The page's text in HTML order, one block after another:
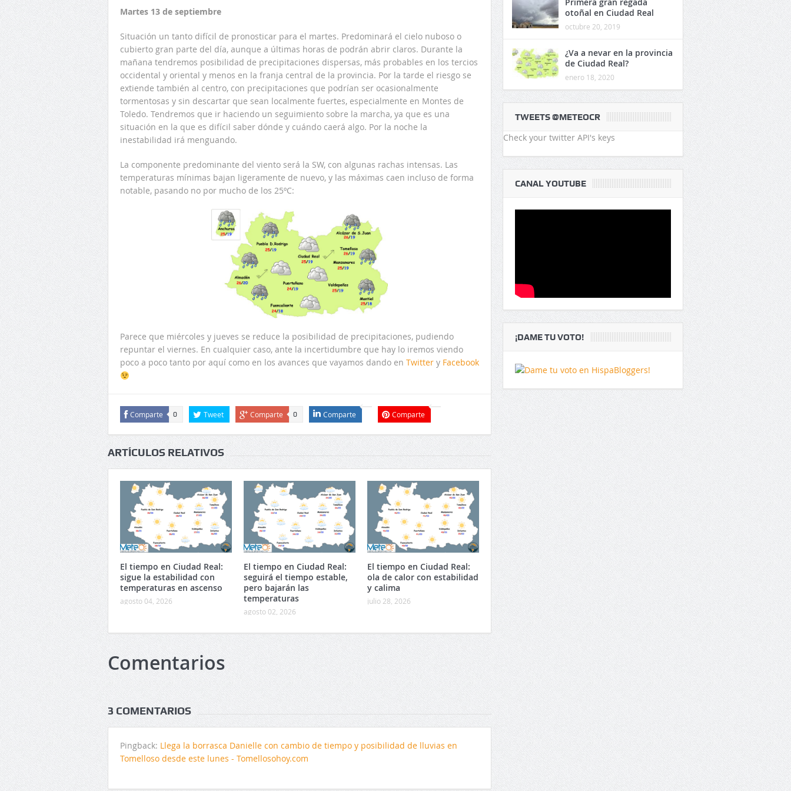
Martes 13 de septiembre
Situación un tanto difícil de pronosticar para el martes. Predominará el cielo nuboso o
cubierto gran parte del día, aunque a últimas horas de podrán abrir claros. Durante la
mañana tendremos posibilidad de precipitaciones dispersas, más probables en los tercios
occidental y oriental y menos en la franja central de la provincia. Por la tarde el riesgo se
extiende también al centro, con precipitaciones que podrían ser ocasionalmente
tormentosas y sin descartar que sean localmente fuertes, especialmente en Montes de
Toledo. Tendremos que ir haciendo un seguimiento sobre la marcha, ya que es una
situación en la que es difícil saber dónde y cuándo caerá algo. Por la noche la
inestabilidad irá menguando.
La componente predominante del viento será la SW, con algunas rachas intensas. Las
temperaturas mínimas bajan ligeramente de nuevo, y las máximas caen incluso de forma
notable, pasando no por mucho de los 25ºC:
Parece que miércoles y jueves se reduce la posibilidad de precipitaciones, pudiendo
repuntar el viernes. En cualquier caso, ante la incertidumbre que hay lo iremos viendo
poco a poco tanto por aquí como en los avances que vayamos dando en Twitter y Facebook
Comparte 0 Tweet Comparte 0 Comparte Comparte
ARTÍCULOS RELATIVOS
El tiempo en Ciudad Real:
sigue la estabilidad con
temperaturas en ascenso
agosto 04, 2026
El tiempo en Ciudad Real:
seguirá el tiempo estable,
pero bajarán las
temperaturas
agosto 02, 2026
El tiempo en Ciudad Real:
ola de calor con estabilidad
y calima
julio 28, 2026
Comentarios
3 COMENTARIOS
Pingback: Llega la borrasca Danielle con cambio de tiempo y posibilidad de lluvias en
Tomelloso desde este lunes - Tomellosohoy.com
otoñal en Ciudad Real
octubre 20, 2019
¿Va a nevar en la provincia
de Ciudad Real?
enero 18, 2020
TWEETS @METEOCR
Check your twitter API's keys
CANAL YOUTUBE
¡DAME TU VOTO!